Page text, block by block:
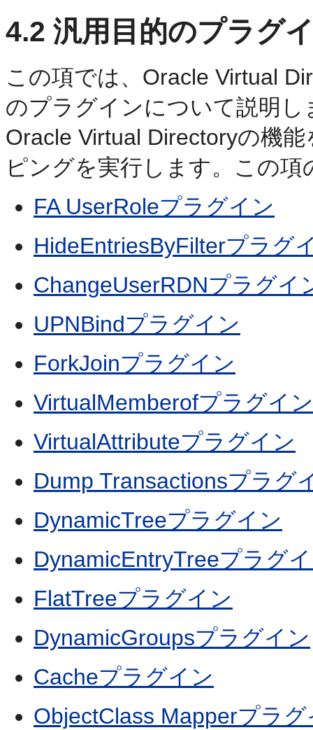
4.2 汎用目的のプラグ
この項では、Oracle Virtual
のプラグインについて説明
Oracle Virtual Directoryの機
ピングを実行します。この
FA UserRoleプラグイン
HideEntriesByFilterプラグ
ChangeUserRDNプラグイ
UPNBindプラグイン
ForkJoinプラグイン
VirtualMemberofプラグイン
VirtualAttributeプラグイン
Dump Transactionsプラグ
DynamicTreeプラグイン
DynamicEntryTreeプラグ
FlatTreeプラグイン
DynamicGroupsプラグイン
Cacheプラグイン
ObjectClass Mapperプラグ